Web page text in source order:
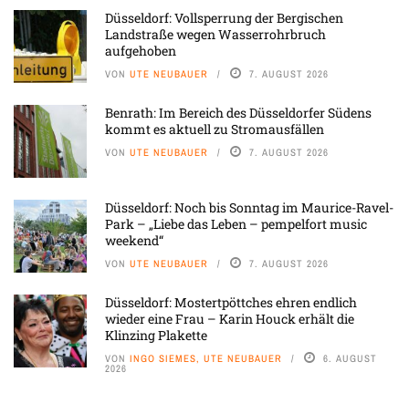
Düsseldorf: Vollsperrung der Bergischen
Landstraße wegen Wasserrohrbruch
aufgehoben
VON UTE NEUBAUER 7. AUGUST 2026
Benrath: Im Bereich des Düsseldorfer Südens
kommt es aktuell zu Stromausfällen
VON UTE NEUBAUER 7. AUGUST 2026
Düsseldorf: Noch bis Sonntag im Maurice-Ravel-
Park – „Liebe das Leben – pempelfort music
weekend“
VON UTE NEUBAUER 7. AUGUST 2026
Düsseldorf: Mostertpöttches ehren endlich
wieder eine Frau – Karin Houck erhält die
Klinzing Plakette
VON INGO SIEMES, UTE NEUBAUER 6. AUGUST
2026